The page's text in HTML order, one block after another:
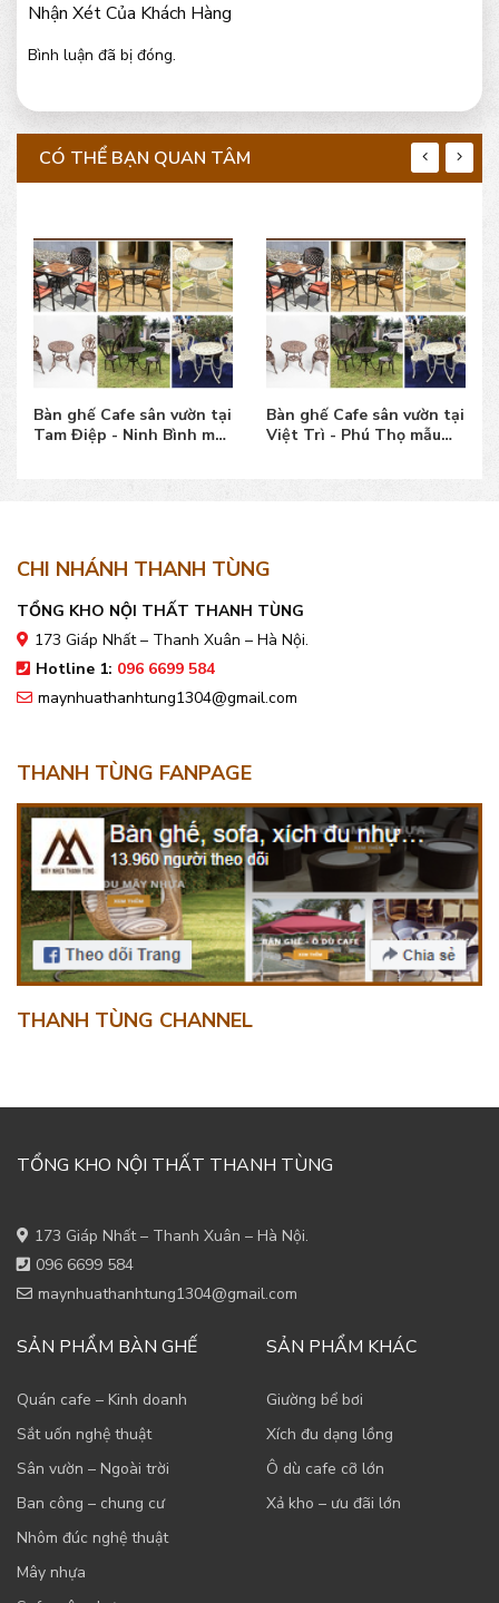
Nhận Xét Của Khách Hàng
Bình luận đã bị đóng.
CÓ THỂ BẠN QUAN TÂM
Bàn ghế Cafe sân vườn tại
Tam Điệp - Ninh Bình mẫu
Bàn ghế Cafe sân vườn tại
Việt Trì - Phú Thọ mẫu
CHI NHÁNH THANH TÙNG
TỔNG KHO NỘI THẤT THANH TÙNG
173 Giáp Nhất – Thanh Xuân – Hà Nội.
Hotline 1: 096 6699 584
maynhuathanhtung1304@gmail.com
THANH TÙNG FANPAGE
THANH TÙNG CHANNEL
TỔNG KHO NỘI THẤT THANH TÙNG
173 Giáp Nhất – Thanh Xuân – Hà Nội.
096 6699 584
maynhuathanhtung1304@gmail.com
SẢN PHẨM BÀN GHẾ
Quán cafe – Kinh doanh
Sắt uốn nghệ thuật
Sân vườn – Ngoài trời
Ban công – chung cư
Nhôm đúc nghệ thuật
Mây nhựa
SẢN PHẨM KHÁC
Giường bể bơi
Xích đu dạng lồng
Ô dù cafe cỡ lớn
Xả kho – ưu đãi lớn